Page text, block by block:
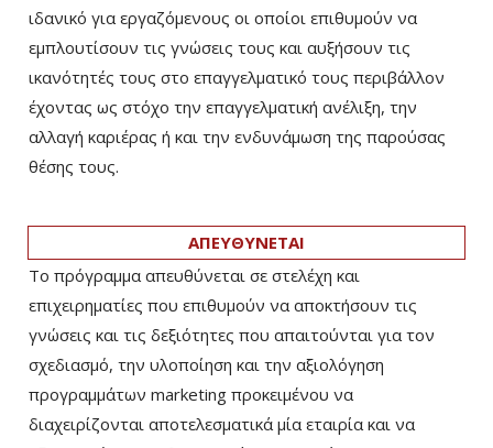
ιδανικό για εργαζόμενους οι οποίοι επιθυμούν να
εμπλουτίσουν τις γνώσεις τους και αυξήσουν τις
ικανότητές τους στο επαγγελματικό τους περιβάλλον
έχοντας ως στόχο την επαγγελματική ανέλιξη, την
αλλαγή καριέρας ή και την ενδυνάμωση της παρούσας
θέσης τους.
ΑΠΕΥΘΥΝΕΤΑΙ
Το πρόγραμμα απευθύνεται σε στελέχη και
επιχειρηματίες που επιθυμούν να αποκτήσουν τις
γνώσεις και τις δεξιότητες που απαιτούνται για τον
σχεδιασμό, την υλοποίηση και την αξιολόγηση
προγραμμάτων marketing προκειμένου να
διαχειρίζονται αποτελεσματικά μία εταιρία και να